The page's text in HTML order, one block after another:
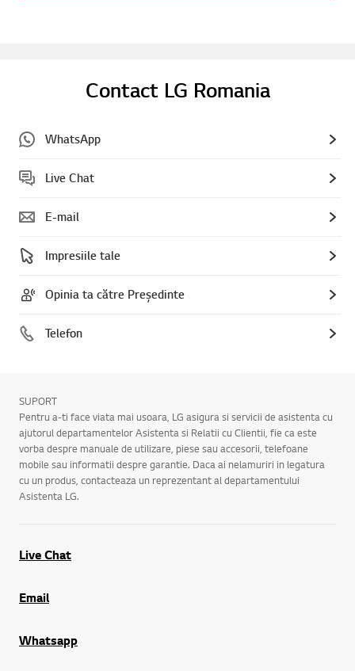
Contact LG Romania
WhatsApp
Live Chat
E-mail
Impresiile tale
Opinia ta către Președinte
Telefon
SUPORT
Pentru a-ti face viata mai usoara, LG asigura si servicii de asistenta cu
ajutorul departamentelor Asistenta si Relatii cu Clientii, fie ca este
vorba despre manuale de utilizare, piese sau accesorii, telefoane
mobile sau informatii despre garantie. Daca ai nelamuriri in legatura
cu un produs, contacteaza un reprezentant al departamentului
Asistenta LG.
Live Chat
Email
Whatsapp